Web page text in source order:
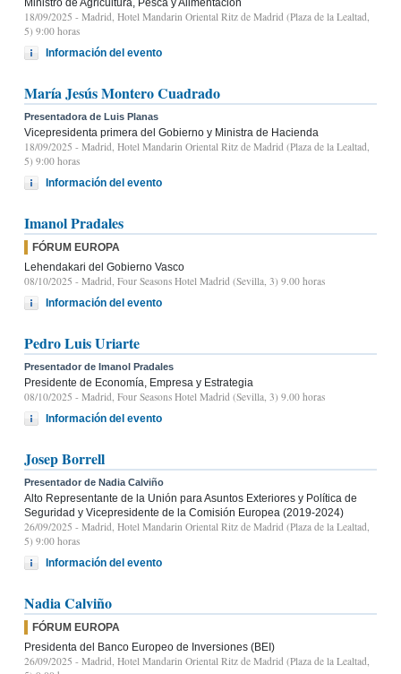
18/09/2025 - Madrid, Hotel Mandarin Oriental Ritz de Madrid (Plaza de la Lealtad,
5) 9:00 horas
Información del evento
María Jesús Montero Cuadrado
Presentadora de Luis Planas
Vicepresidenta primera del Gobierno y Ministra de Hacienda
18/09/2025 - Madrid, Hotel Mandarin Oriental Ritz de Madrid (Plaza de la Lealtad,
5) 9:00 horas
Información del evento
Imanol Pradales
FÓRUM EUROPA
Lehendakari del Gobierno Vasco
08/10/2025 - Madrid, Four Seasons Hotel Madrid (Sevilla, 3) 9.00 horas
Información del evento
Pedro Luis Uriarte
Presentador de Imanol Pradales
Presidente de Economía, Empresa y Estrategia
08/10/2025 - Madrid, Four Seasons Hotel Madrid (Sevilla, 3) 9.00 horas
Información del evento
Josep Borrell
Presentador de Nadia Calviño
Alto Representante de la Unión para Asuntos Exteriores y Política de
Seguridad y Vicepresidente de la Comisión Europea (2019-2024)
26/09/2025 - Madrid, Hotel Mandarin Oriental Ritz de Madrid (Plaza de la Lealtad,
5) 9:00 horas
Información del evento
Nadia Calviño
FÓRUM EUROPA
Presidenta del Banco Europeo de Inversiones (BEI)
26/09/2025 - Madrid, Hotel Mandarin Oriental Ritz de Madrid (Plaza de la Lealtad,